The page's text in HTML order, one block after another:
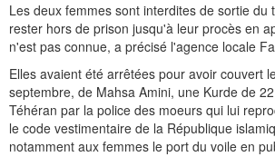
Les deux femmes sont interdites de sortie du
rester hors de prison jusqu'à leur procès en
n'est pas connue, a précisé l'agence locale
Elles avaient été arrêtées pour avoir couvert
septembre, de Mahsa Amini, une Kurde de
Téhéran par la police des moeurs qui lui
le code vestimentaire de la République
notamment aux femmes le port du voile en